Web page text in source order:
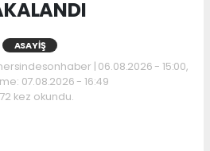
ASAYIŞ
| 06.08.2026 - 15:00,
07.08.2026 - 16:49
kez okundu.